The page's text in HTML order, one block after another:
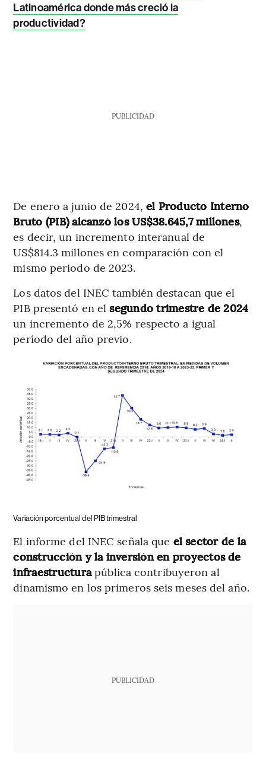
Latinoamérica donde más creció la
productividad?
PUBLICIDAD
De enero a junio de 2024, el Producto Interno
Bruto (PIB) alcanzó los US$38.645,7 millones,
es decir, un incremento interanual de
US$814.3 millones en comparación con el
mismo periodo de 2023.
Los datos del INEC también destacan que el
PIB presentó en el segundo trimestre de 2024
un incremento de 2,5% respecto a igual
período del año previo.
Variación porcentual del PIB trimestral
El informe del INEC señala que el sector de la
construcción y la inversión en proyectos de
infraestructurapública contribuyeron al
dinamismo en los primeros seis meses del año.
PUBLICIDAD